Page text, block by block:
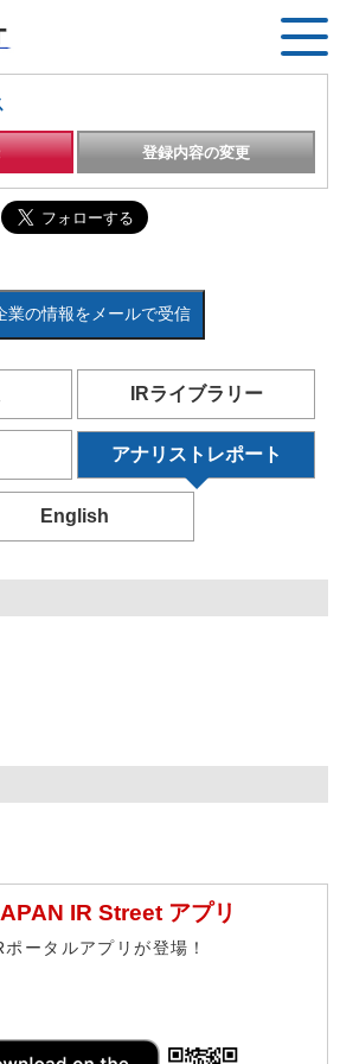
登録内容の変更
業の情報をメールで受信
IRライブラリー
アナリストレポート
English
IR Street アプリ
ポータルアプリが登場！